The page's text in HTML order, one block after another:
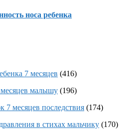
носа ребенка
7 месяцев (416)
месяцев малышу (196)
месяцев последствия (174)
в стихах мальчику (170)